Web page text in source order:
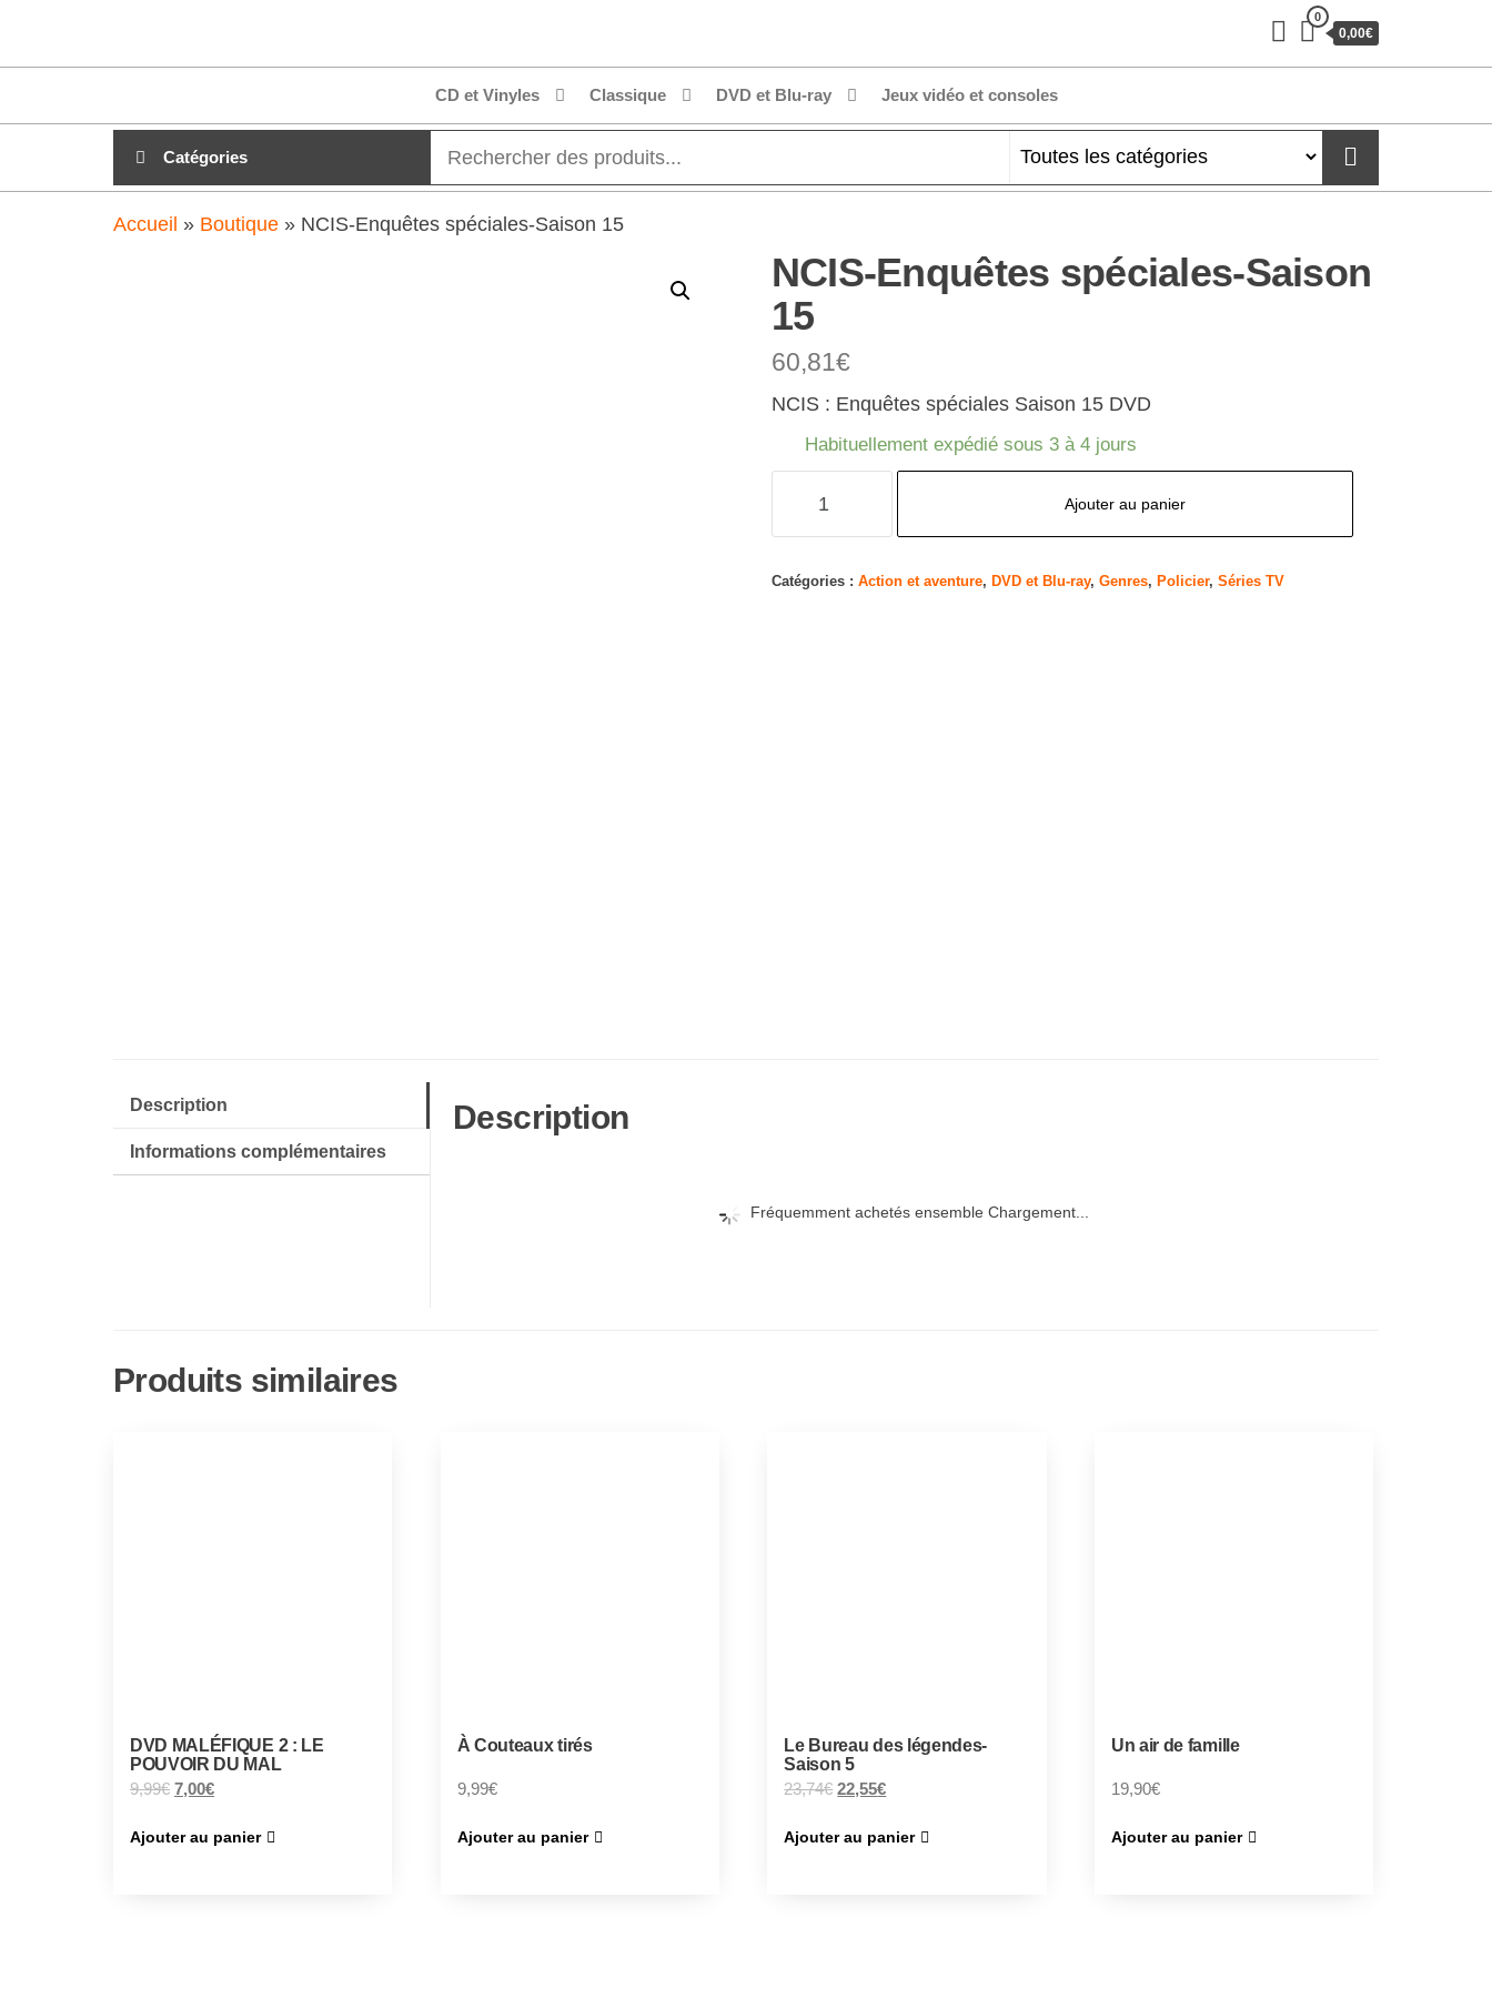
clubdial.fr
0
0,00€
CD et Vinyles Classique DVD et Blu-ray Jeux vidéo et consoles
Catégories
Accueil » Boutique » NCIS-Enquêtes spéciales-Saison 15
NCIS-Enquêtes spéciales-Saison
15
60,81€
NCIS : Enquêtes spéciales Saison 15 DVD
Habituellement expédié sous 3 à 4 jours
Enquêtes
Ajouter au panier
Catégories : Action et aventure, DVD et Blu-ray, Genres, Policier, Séries TV
Description
Informations complémentaires
Description
Fréquemment achetés ensemble Chargement...
Produits similaires
DVD MALÉFIQUE 2 : LE
POUVOIR DU MAL
9,99€ 7,00€
Ajouter au panier
À Couteaux tirés
9,99€
Ajouter au panier
Le Bureau des légendes-
Saison 5
23,74€ 22,55€
Ajouter au panier
Un air de famille
19,90€
Ajouter au panier